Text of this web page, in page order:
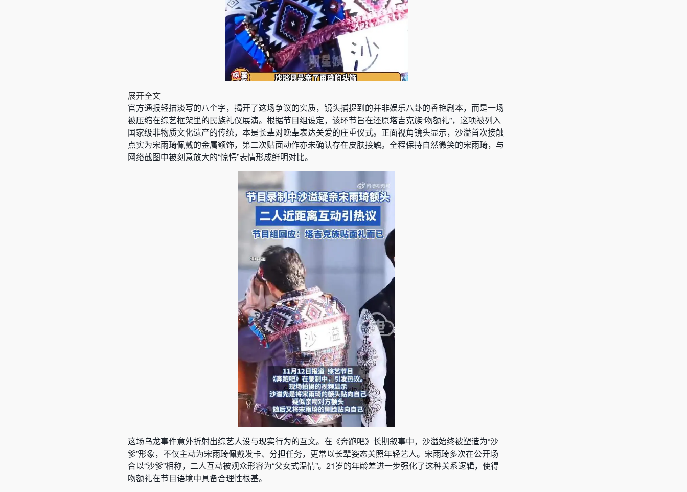
展开全文
官方通报轻描淡写的八个字，揭开了这场争议的实质，镜头捕捉到的并非娱乐八卦的香艳剧本，而是一场
被压缩在综艺框架里的民族礼仪展演。根据节目组设定，该环节旨在还原塔吉克族“吻额礼”，这项被列入
国家级非物质文化遗产的传统，本是长辈对晚辈表达关爱的庄重仪式。正面视角镜头显示，沙溢首次接触
点实为宋雨琦佩戴的金属额饰，第二次贴面动作亦未确认存在皮肤接触。全程保持自然微笑的宋雨琦，与
网络截图中被刻意放大的“惊愕”表情形成鲜明对比。
这场乌龙事件意外折射出综艺人设与现实行为的互文。在《奔跑吧》长期叙事中，沙溢始终被塑造为“沙
爹”形象，不仅主动为宋雨琦佩戴发卡、分担任务，更常以长辈姿态关照年轻艺人。宋雨琦多次在公开场
合以“沙爹”相称，二人互动被观众形容为“父女式温情”。21岁的年龄差进一步强化了这种关系逻辑，使得
吻额礼在节目语境中具备合理性根基。